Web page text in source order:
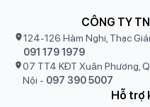
CÔNG TY
124-126 Hàm Nghi, Thạc
091 179 1979
07 TT4 KĐT Xuân Phương,
Nội - 097 390 5007
Hỗ trợ